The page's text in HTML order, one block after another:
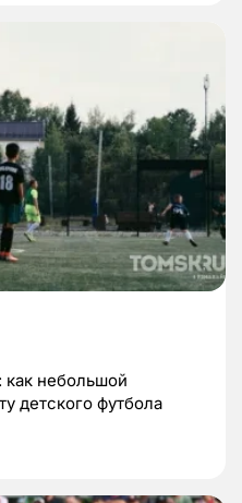
небольшой
детского футбола